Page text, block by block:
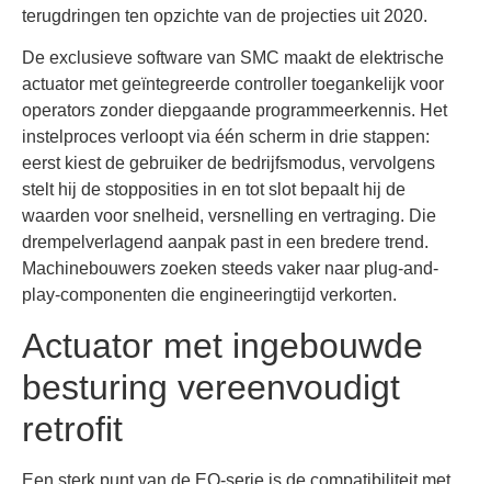
terugdringen ten opzichte van de projecties uit 2020.
De exclusieve software van SMC maakt de elektrische
actuator met geïntegreerde controller toegankelijk voor
operators zonder diepgaande programmeerkennis. Het
instelproces verloopt via één scherm in drie stappen:
eerst kiest de gebruiker de bedrijfsmodus, vervolgens
stelt hij de stopposities in en tot slot bepaalt hij de
waarden voor snelheid, versnelling en vertraging. Die
drempelverlagend aanpak past in een bredere trend.
Machinebouwers zoeken steeds vaker naar plug-and-
play-componenten die engineeringtijd verkorten.
Actuator met ingebouwde
besturing vereenvoudigt
retrofit
Een sterk punt van de EQ-serie is de compatibiliteit met